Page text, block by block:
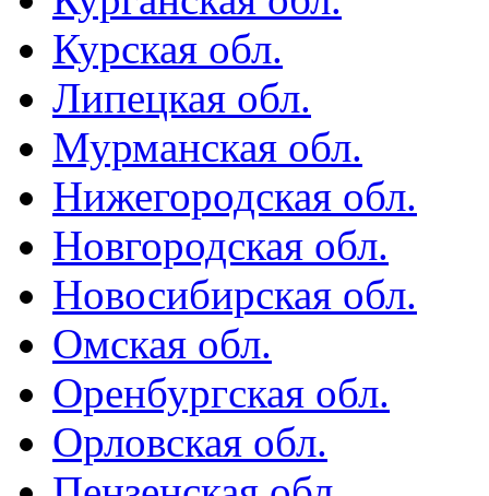
Курская обл.
Липецкая обл.
Мурманская обл.
Нижегородская обл.
Новгородская обл.
Новосибирская обл.
Омская обл.
Оренбургская обл.
Орловская обл.